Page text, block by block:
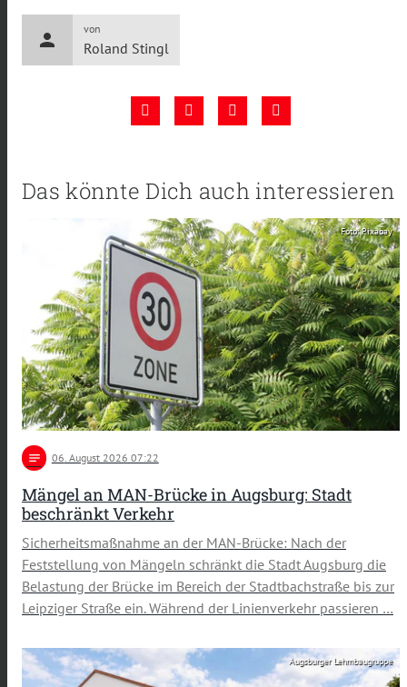
person
von
Roland Stingl
Das könnte Dich auch interessieren
Foto: Pixabay
notes 06. August 2026 07:22
Mängel an MAN-Brücke in Augsburg: Stadt
beschränkt Verkehr
Sicherheitsmaßnahme an der MAN-Brücke: Nach der
Feststellung von Mängeln schränkt die Stadt Augsburg die
Belastung der Brücke im Bereich der Stadtbachstraße bis zur
Leipziger Straße ein. Während der Linienverkehr passieren …
Augsburger Lehmbaugruppe